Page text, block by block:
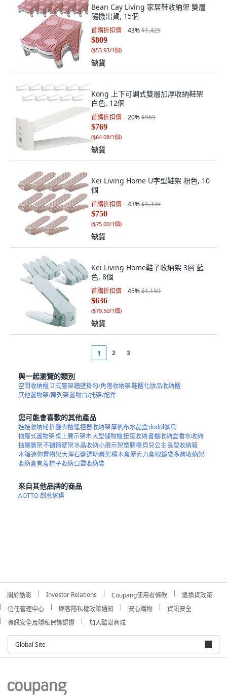
Bean Cay Living 家居鞋收納架 雙層
隨機出貨, 15個
首購折扣價 43%$1,425
$809
($53.93/1個)
缺貨
Kong 上下可調式雙層加厚收納鞋架
白色, 12個
首購折扣價 20%$969
$769
($64.08/1個)
缺貨
Kei Living Home U字型鞋架 粉色, 10
個
首購折扣價 43%$1,335
$750
($75.00/1個)
缺貨
Kei Living Home鞋子收納架 3層 藍
色, 8個
首購折扣價 45%$1,159
$636
($79.50/1個)
缺貨
1 2 3
與一起瀏覽的類別
空間收納櫃立式層架牆壁掛勾/角落收納架鞋櫃化妝品收納櫃
其他置物架/陳列架置物台/托架/配件
您可能會喜歡的其他產品
娃娃收納桶折疊衣櫃遙控器收納架厚帆布水晶盒doddl餐具
抽屜式置物架桌上展示架木大型儲物櫃扭蛋收納書櫃收納盒香水收納
抽屜層架不鏽鋼壁架水晶收納小展示架塑膠櫃貝兒公主長型收納箱
木箱迷你置物架大理石盤透明層架積木盒壓克力盒眼鏡袋多層收納架
收納盒有蓋梳子收納口罩收納袋
來自其他品牌的商品
AOTTO 創意傢俱
關於酷澎 Investor Relations Coupang使用者條款
退換貨政策
信任管理中心
顧客隱私權政策通知 安心購物
資訊安全
資訊安全及隱私保護認證
加入酷澎商城
Global Site